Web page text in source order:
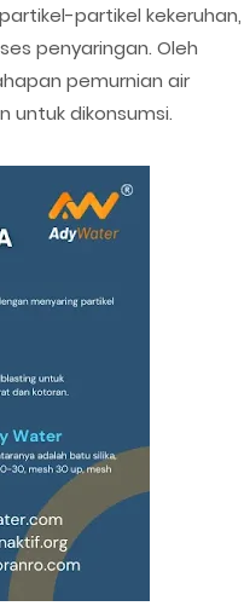
partikel kekeruhan,
penyaringan. Oleh
pemurnian air
untuk dikonsumsi.